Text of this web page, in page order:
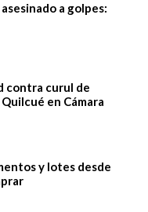
a golpes:
contra curul de
en Cámara
y lotes desde